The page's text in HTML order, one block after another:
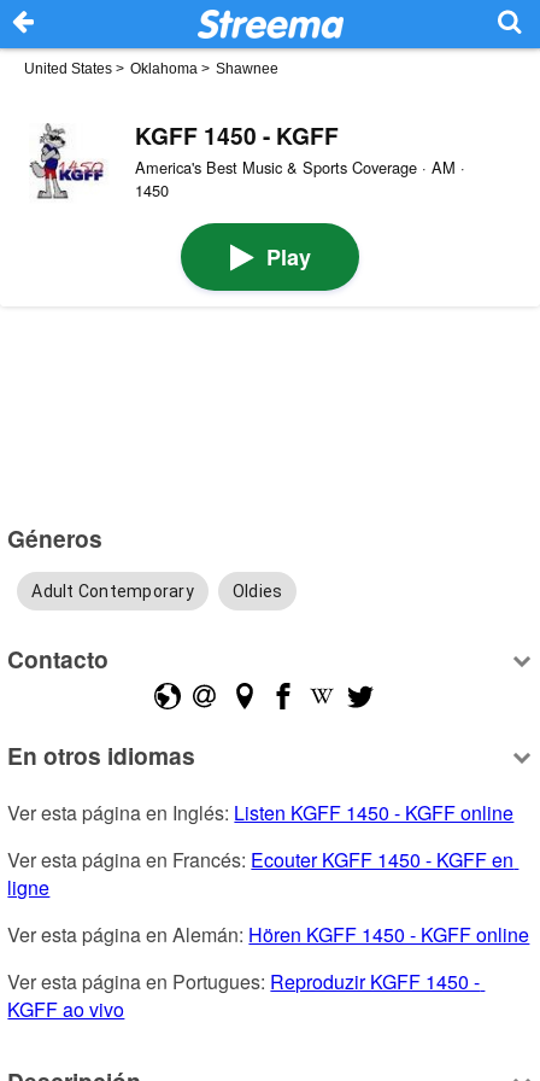
United States > Oklahoma > Shawnee
KGFF 1450 - KGFF
America's Best Music & Sports Coverage · AM ·
1450
Play
Géneros
Adult Contemporary Oldies
Contacto
En otros idiomas
Ver esta página en Inglés: Listen KGFF 1450 - KGFF online
Ver esta página en Francés: Ecouter KGFF 1450 - KGFF en
ligne
Ver esta página en Alemán: Hören KGFF 1450 - KGFF online
Ver esta página en Portugues: Reproduzir KGFF 1450 -
KGFF ao vivo